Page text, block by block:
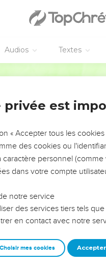
Audios Textes
DE L’ANNÉE !
VOTRES ?
leur foi ou leur vision. Mais
traversés, alors même que ce
reviennent sur les erreurs
plus de sagesse afin que leurs
une équipe, un groupe ou une
privée est
« Accepter tous les
des cookies ou
caractère personnel
dans votre compte
notre service
des services tiers tels
en contact avec notre
Choisir mes cookies